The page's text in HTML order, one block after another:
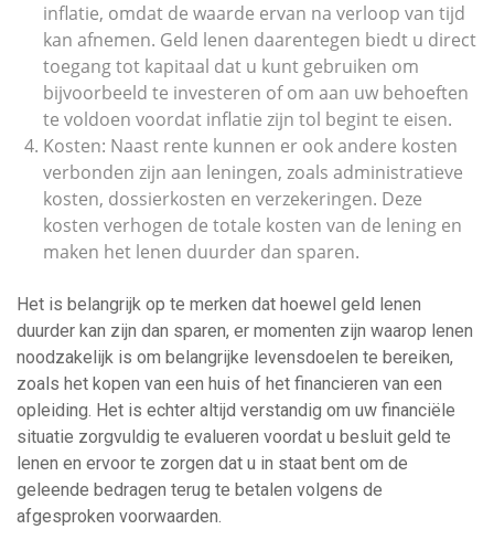
inflatie, omdat de waarde ervan na verloop van tijd
kan afnemen. Geld lenen daarentegen biedt u direct
toegang tot kapitaal dat u kunt gebruiken om
bijvoorbeeld te investeren of om aan uw behoeften
te voldoen voordat inflatie zijn tol begint te eisen.
Kosten: Naast rente kunnen er ook andere kosten
verbonden zijn aan leningen, zoals administratieve
kosten, dossierkosten en verzekeringen. Deze
kosten verhogen de totale kosten van de lening en
maken het lenen duurder dan sparen.
Het is belangrijk op te merken dat hoewel geld lenen
duurder kan zijn dan sparen, er momenten zijn waarop lenen
noodzakelijk is om belangrijke levensdoelen te bereiken,
zoals het kopen van een huis of het financieren van een
opleiding. Het is echter altijd verstandig om uw financiële
situatie zorgvuldig te evalueren voordat u besluit geld te
lenen en ervoor te zorgen dat u in staat bent om de
geleende bedragen terug te betalen volgens de
afgesproken voorwaarden.